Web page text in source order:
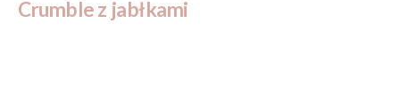
wpis:
Crumble z jabłkami